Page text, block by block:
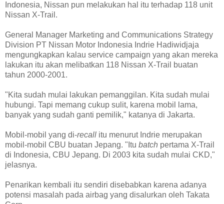
Indonesia, Nissan pun melakukan hal itu terhadap 118 unit
Nissan X-Trail.
General Manager Marketing and Communications Strategy
Division PT Nissan Motor Indonesia Indrie Hadiwidjaja
mengungkapkan kalau service campaign yang akan mereka
lakukan itu akan melibatkan 118 Nissan X-Trail buatan
tahun 2000-2001.
"Kita sudah mulai lakukan pemanggilan. Kita sudah mulai
hubungi. Tapi memang cukup sulit, karena mobil lama,
banyak yang sudah ganti pemilik," katanya di Jakarta.
Mobil-mobil yang di-recall itu menurut Indrie merupakan
mobil-mobil CBU buatan Jepang. "Itu batch pertama X-Trail
di Indonesia, CBU Jepang. Di 2003 kita sudah mulai CKD,"
jelasnya.
Penarikan kembali itu sendiri disebabkan karena adanya
potensi masalah pada airbag yang disalurkan oleh Takata